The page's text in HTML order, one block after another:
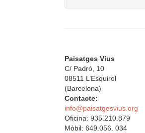
Paisatges Vius
C/ Padró, 10
08511 L’Esquirol
(Barcelona)
Contacte:
info@paisatgesvius.org
Oficina: 935.210.879
Mòbil: 649.056. 034